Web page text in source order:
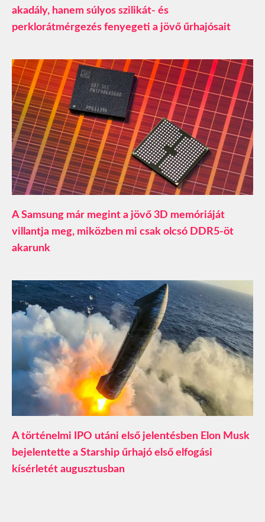
akadály, hanem súlyos szilikát- és
perklorátmérgezés fenyegeti a jövő űrhajósait
A Samsung már megint a jövő 3D memóriáját
villantja meg, miközben mi csak olcsó DDR5-öt
akarunk
A történelmi IPO utáni első jelentésben Elon Musk
bejelentette a Starship űrhajó első elfogási
kísérletét augusztusban